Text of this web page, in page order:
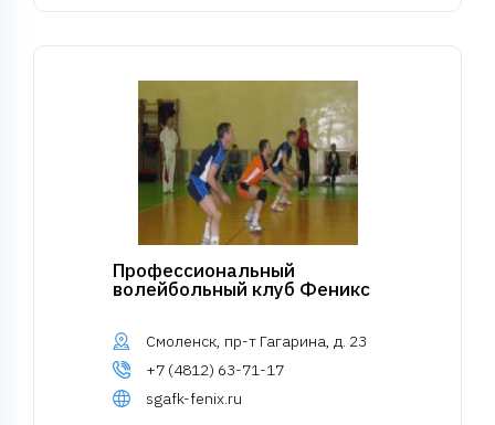
Профессиональный
волейбольный клуб Феникс
Смоленск, пр-т Гагарина, д. 23
+7 (4812) 63-71-17
sgafk-fenix.ru